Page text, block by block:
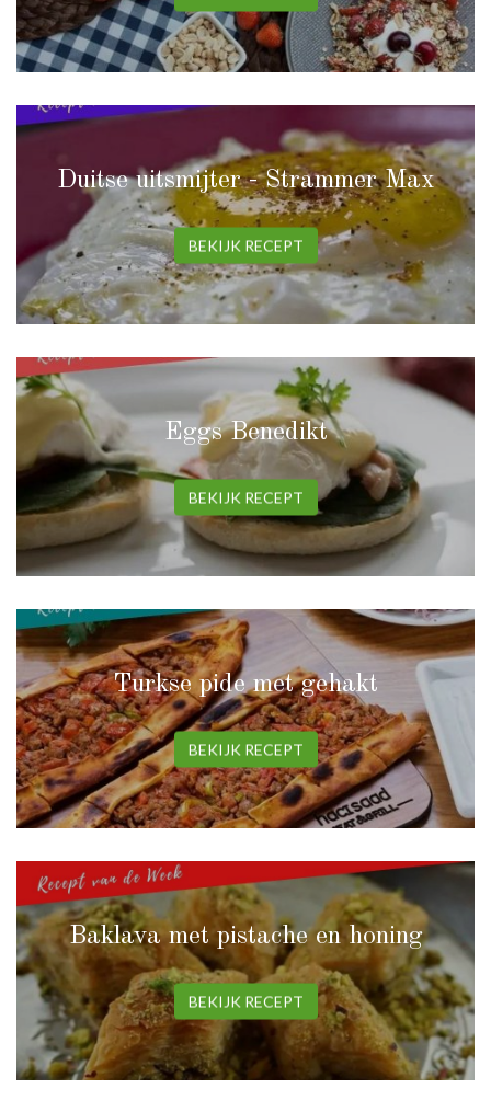
Duitse uitsmijter - Strammer Max
BEKIJK RECEPT
Eggs Benedikt
BEKIJK RECEPT
Turkse pide met gehakt
BEKIJK RECEPT
Baklava met pistache en honing
BEKIJK RECEPT